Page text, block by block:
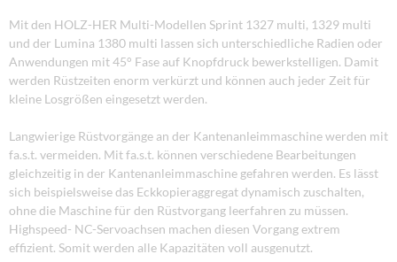
Mit den HOLZ-HER Multi-Modellen Sprint 1327 multi, 1329 multi
und der Lumina 1380 multi lassen sich unterschiedliche Radien oder
Anwendungen mit 45° Fase auf Knopfdruck bewerkstelligen. Damit
werden Rüstzeiten enorm verkürzt und können auch jeder Zeit für
kleine Losgrößen eingesetzt werden.
Langwierige Rüstvorgänge an der Kantenanleimmaschine werden mit
fa.s.t. vermeiden. Mit fa.s.t. können verschiedene Bearbeitungen
gleichzeitig in der Kantenanleimmaschine gefahren werden. Es lässt
sich beispielsweise das Eckkopieraggregat dynamisch zuschalten,
ohne die Maschine für den Rüstvorgang leerfahren zu müssen.
Highspeed- NC-Servoachsen machen diesen Vorgang extrem
effizient. Somit werden alle Kapazitäten voll ausgenutzt.